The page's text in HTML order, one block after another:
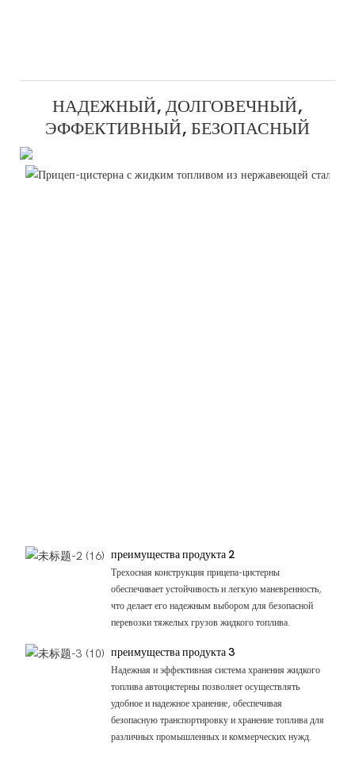
НАДЕЖНЫЙ, ДОЛГОВЕЧНЫЙ,
ЭФФЕКТИВНЫЙ, БЕЗОПАСНЫЙ
преимущества продукта 2
Трехосная конструкция прицепа-цистерны
обеспечивает устойчивость и легкую маневренность,
что делает его надежным выбором для безопасной
перевозки тяжелых грузов жидкого топлива.
преимущества продукта 3
Надежная и эффективная система хранения жидкого
топлива автоцистерны позволяет осуществлять
удобное и надежное хранение, обеспечивая
безопасную транспортировку и хранение топлива для
различных промышленных и коммерческих нужд.